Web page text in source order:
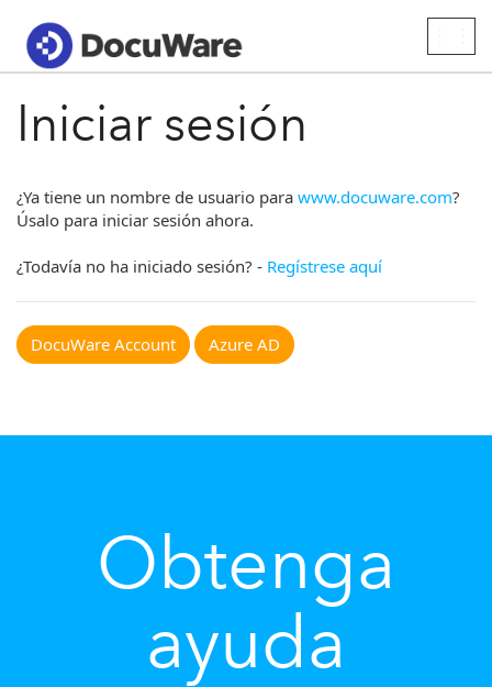
Iniciar sesión
¿Ya tiene un nombre de usuario para www.docuware.com?
Úsalo para iniciar sesión ahora.
¿Todavía no ha iniciado sesión? - Regístrese aquí
DocuWare Account Azure AD
Obtenga
ayuda